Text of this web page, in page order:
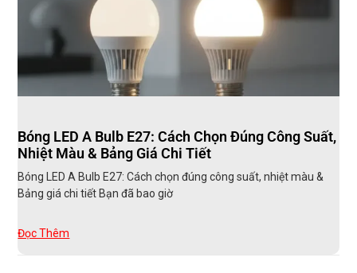
Bóng LED A Bulb E27: Cách Chọn Đúng Công Suất,
Nhiệt Màu & Bảng Giá Chi Tiết
Bóng LED A Bulb E27: Cách chọn đúng công suất, nhiệt màu &
Bảng giá chi tiết Bạn đã bao giờ
Đọc Thêm